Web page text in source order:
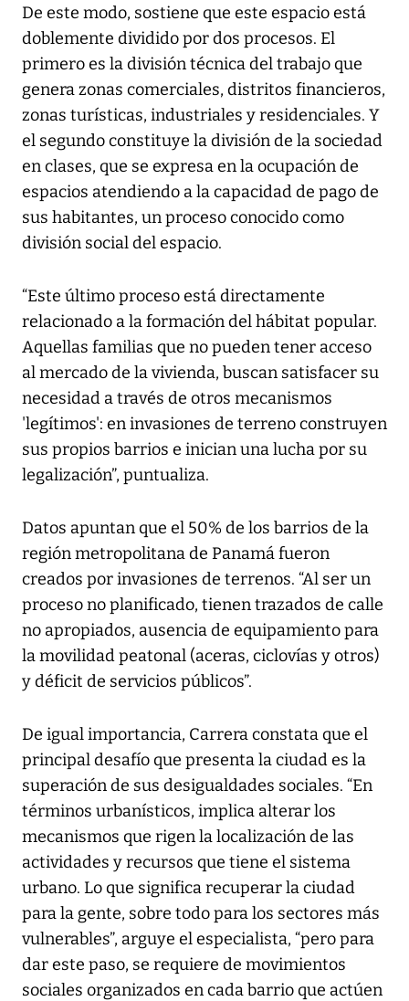
De este modo, sostiene que este espacio está
doblemente dividido por dos procesos. El
primero es la división técnica del trabajo que
genera zonas comerciales, distritos financieros,
zonas turísticas, industriales y residenciales. Y
el segundo constituye la división de la sociedad
en clases, que se expresa en la ocupación de
espacios atendiendo a la capacidad de pago de
sus habitantes, un proceso conocido como
división social del espacio.
“Este último proceso está directamente
relacionado a la formación del hábitat popular.
Aquellas familias que no pueden tener acceso
al mercado de la vivienda, buscan satisfacer su
necesidad a través de otros mecanismos
'legítimos': en invasiones de terreno construyen
sus propios barrios e inician una lucha por su
legalización”, puntualiza.
Datos apuntan que el 50% de los barrios de la
región metropolitana de Panamá fueron
creados por invasiones de terrenos. “Al ser un
proceso no planificado, tienen trazados de calle
no apropiados, ausencia de equipamiento para
la movilidad peatonal (aceras, ciclovías y otros)
y déficit de servicios públicos”.
De igual importancia, Carrera constata que el
principal desafío que presenta la ciudad es la
superación de sus desigualdades sociales. “En
términos urbanísticos, implica alterar los
mecanismos que rigen la localización de las
actividades y recursos que tiene el sistema
urbano. Lo que significa recuperar la ciudad
para la gente, sobre todo para los sectores más
vulnerables”, arguye el especialista, “pero para
dar este paso, se requiere de movimientos
sociales organizados en cada barrio que actúen